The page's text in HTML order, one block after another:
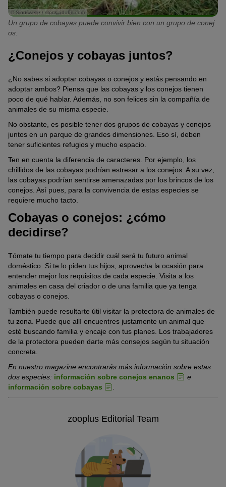
© Sinuswelle / stock.adobe.com
Un grupo de cobayas puede convivir bien con un grupo de conej
os.
¿Conejos y cobayas juntos?
¿No sabes si adoptar cobayas o conejos y estás pensando en
adoptar ambos? Piensa que las cobayas y los conejos tienen
poco de qué hablar. Además, no son felices sin la compañía de
animales de su misma especie.
No obstante, es posible tener dos grupos de cobayas y conejos
juntos en un parque de grandes dimensiones. Eso sí, deben
tener suficientes refugios y mucho espacio.
Ten en cuenta la diferencia de caracteres. Por ejemplo, los
chillidos de las cobayas podrían estresar a los conejos. A su vez,
las cobayas podrían sentirse amenazadas por los brincos de los
conejos. Así pues, para la convivencia de estas especies se
requiere mucho tacto.
Cobayas o conejos: ¿cómo
decidirse?
Tómate tu tiempo para decidir cuál será tu futuro animal
doméstico. Si te lo piden tus hijos, aprovecha la ocasión para
entender mejor los requisitos de cada especie. Visita a los
animales en casa del criador o de una familia que ya tenga
cobayas o conejos.
También puede resultarte útil visitar la protectora de animales de
tu zona. Puede que allí encuentres justamente un animal que
esté buscando familia y encaje con tus planes. Los trabajadores
de la protectora pueden darte más consejos según tu situación
concreta.
En nuestro magazine encontrarás más información sobre estas
dos especies: información sobre conejos enanos
e
información sobre cobayas
zooplus Editorial Team